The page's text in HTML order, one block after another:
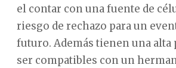
el contar con una fuente de
riesgo de rechazo para un
futuro. Además tienen una alta
ser compatibles con un